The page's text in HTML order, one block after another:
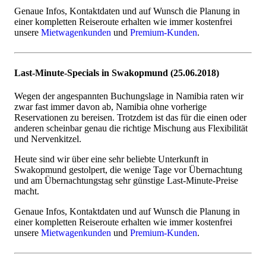
Genaue Infos, Kontaktdaten und auf Wunsch die Planung in
einer kompletten Reiseroute erhalten wie immer kostenfrei
unsere Mietwagenkunden und Premium-Kunden.
Last-Minute-Specials in Swakopmund (25.06.2018)
Wegen der angespannten Buchungslage in Namibia raten wir
zwar fast immer davon ab, Namibia ohne vorherige
Reservationen zu bereisen. Trotzdem ist das für die einen oder
anderen scheinbar genau die richtige Mischung aus Flexibilität
und Nervenkitzel.
Heute sind wir über eine sehr beliebte Unterkunft in
Swakopmund gestolpert, die wenige Tage vor Übernachtung
und am Übernachtungstag sehr günstige Last-Minute-Preise
macht.
Genaue Infos, Kontaktdaten und auf Wunsch die Planung in
einer kompletten Reiseroute erhalten wie immer kostenfrei
unsere Mietwagenkunden und Premium-Kunden.